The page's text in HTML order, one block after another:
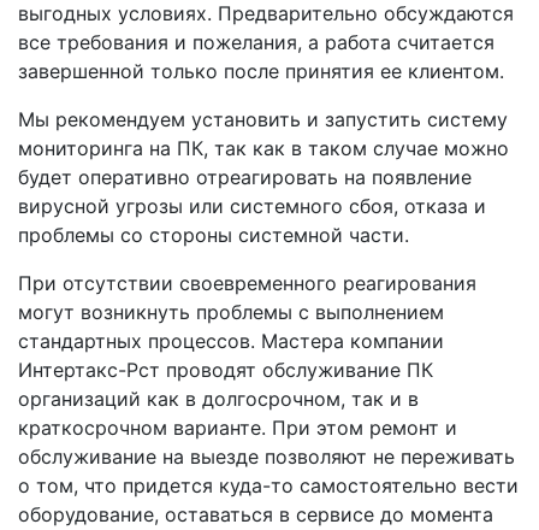
выгодных условиях. Предварительно обсуждаются
все требования и пожелания, а работа считается
завершенной только после принятия ее клиентом.
Мы рекомендуем установить и запустить систему
мониторинга на ПК, так как в таком случае можно
будет оперативно отреагировать на появление
вирусной угрозы или системного сбоя, отказа и
проблемы со стороны системной части.
При отсутствии своевременного реагирования
могут возникнуть проблемы с выполнением
стандартных процессов. Мастера компании
Интертакс-Рст проводят обслуживание ПК
организаций как в долгосрочном, так и в
краткосрочном варианте. При этом ремонт и
обслуживание на выезде позволяют не переживать
о том, что придется куда-то самостоятельно вести
оборудование, оставаться в сервисе до момента